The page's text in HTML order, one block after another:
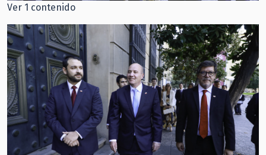
Ver 1 contenido